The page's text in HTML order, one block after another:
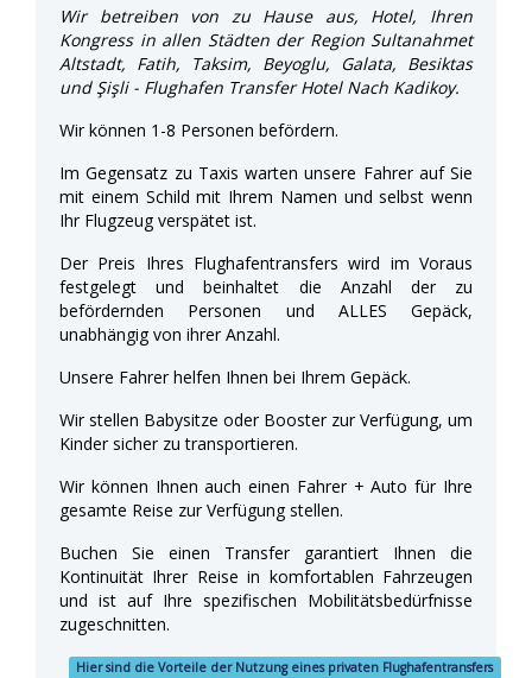
Wir betreiben von zu Hause aus, Hotel, Ihren
Kongress in allen Städten der Region Sultanahmet
Altstadt, Fatih, Taksim, Beyoglu, Galata, Besiktas
und Şişli - Flughafen Transfer Hotel Nach Kadikoy.
Wir können 1-8 Personen befördern.
Im Gegensatz zu Taxis warten unsere Fahrer auf Sie
mit einem Schild mit Ihrem Namen und selbst wenn
Ihr Flugzeug verspätet ist.
Der Preis Ihres Flughafentransfers wird im Voraus
festgelegt und beinhaltet die Anzahl der zu
befördernden Personen und ALLES Gepäck,
unabhängig von ihrer Anzahl.
Unsere Fahrer helfen Ihnen bei Ihrem Gepäck.
Wir stellen Babysitze oder Booster zur Verfügung, um
Kinder sicher zu transportieren.
Wir können Ihnen auch einen Fahrer + Auto für Ihre
gesamte Reise zur Verfügung stellen.
Buchen Sie einen Transfer garantiert Ihnen die
Kontinuität Ihrer Reise in komfortablen Fahrzeugen
und ist auf Ihre spezifischen Mobilitätsbedürfnisse
zugeschnitten.
Hier sind die Vorteile der Nutzung eines privaten Flughafentransfers